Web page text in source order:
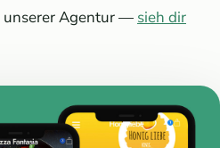
unserer Agentur — sieh dir